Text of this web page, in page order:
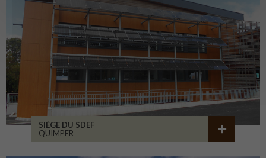
SIÈGE DU SDEF
QUIMPER